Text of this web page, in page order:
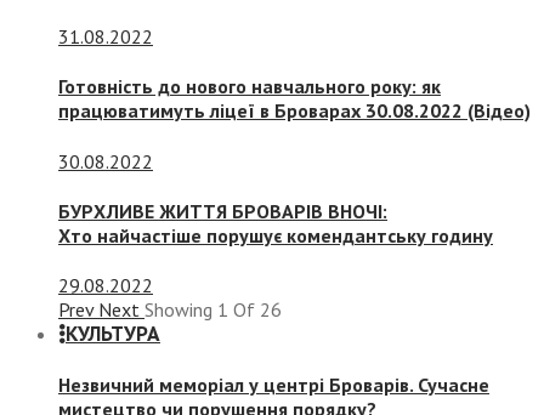
31.08.2022
Готовність до нового навчального року: як
працюватимуть ліцеї в Броварах 30.08.2022 (Відео)
30.08.2022
БУРХЛИВЕ ЖИТТЯ БРОВАРІВ ВНОЧІ:
Хто найчастіше порушує комендантську годину
29.08.2022
Prev Next Showing 1 Of 26
КУЛЬТУРА
Незвичний меморіал у центрі Броварів. Сучасне
мистецтво чи порушення порядку?